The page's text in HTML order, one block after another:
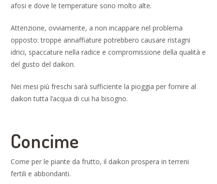
afosi e dove le temperature sono molto alte.
Attenzione, ovviamente, a non incappare nel problema
opposto: troppe annaffiature potrebbero causare ristagni
idrici, spaccature nella radice e compromissione della qualità e
del gusto del daikon.
Nei mesi più freschi sarà sufficiente la pioggia per fornire al
daikon tutta l’acqua di cui ha bisogno.
Concime
Come per le piante da frutto, il daikon prospera in terreni
fertili e abbondanti.